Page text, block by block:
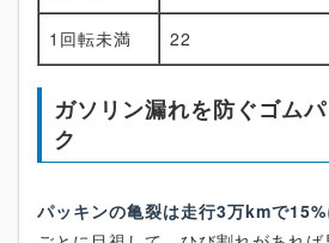
1回転未満 22
ガソリン漏れを防ぐゴム
ク
パッキンの亀裂は走行3万kmで15%